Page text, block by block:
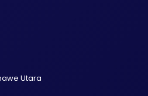
Utara